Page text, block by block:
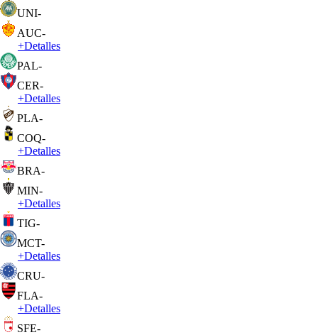
UNI-
AUC-
+Detalles
PAL-
CER-
+Detalles
PLA-
COQ-
+Detalles
BRA-
MIN-
+Detalles
TIG-
MCT-
+Detalles
CRU-
FLA-
+Detalles
SFE-